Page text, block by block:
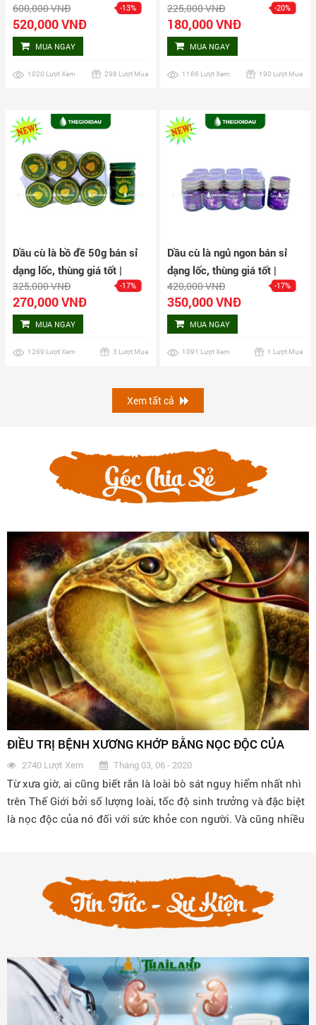
giá tốt | Dauthaoduoc.net
600,000 VNĐ -13%
520,000 VNĐ
MUA NGAY
1020 Lượt Xem 298 Lượt Mua
dạng lốc, thùng giá tốt |
Dauthaoduoc.net
225,000 VNĐ -20%
180,000 VNĐ
MUA NGAY
1166 Lượt Xem 190 Lượt Mua
Dầu cù là bồ đề 50g bán sỉ
dạng lốc, thùng giá tốt |
Dauthaoduoc.net
325,000 VNĐ -17%
270,000 VNĐ
MUA NGAY
1269 Lượt Xem 3 Lượt Mua
Dầu cù là ngủ ngon bán sỉ
dạng lốc, thùng giá tốt |
Dauthaoduoc.net
420,000 VNĐ -17%
350,000 VNĐ
MUA NGAY
1091 Lượt Xem 1 Lượt Mua
Xem tất cả
Góc Chia Sẻ
PHONG THẤP HOÀNG FOONG CIR TAN CỦA THÁI LAN
CÓ TỐT KHÔNG?
3613 Lượt Xem Tháng 01, 06 - 2020
Thuốc rắn số 7 Foong Cir Tan có thật sự tốt không? tại sao
giá mắc như vậy mà nhiều người vẫn tin dùng? Cùng Dầu
Thảo Dược tìm hiểu về loại thuốc này nhé!
Tin Tức - Sự Kiện